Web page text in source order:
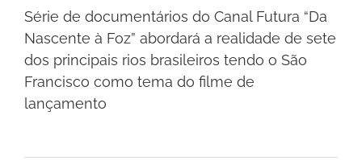
Série de documentários do Canal Futura “Da
Nascente à Foz” abordará a realidade de sete
dos principais rios brasileiros tendo o São
Francisco como tema do filme de
lançamento